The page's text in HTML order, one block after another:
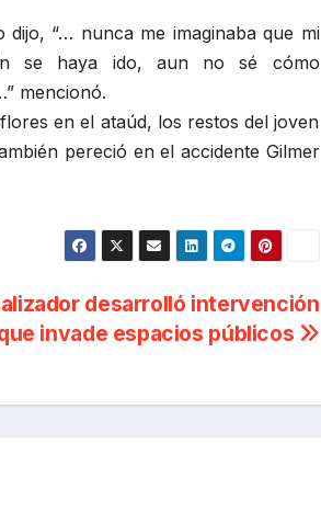
“… nunca me imaginaba que mi
se haya ido, aun no sé cómo
mencionó.
en el ataúd, los restos del joven
pereció en el accidente Gilmer
desarrolló intervención
invade espacios públicos